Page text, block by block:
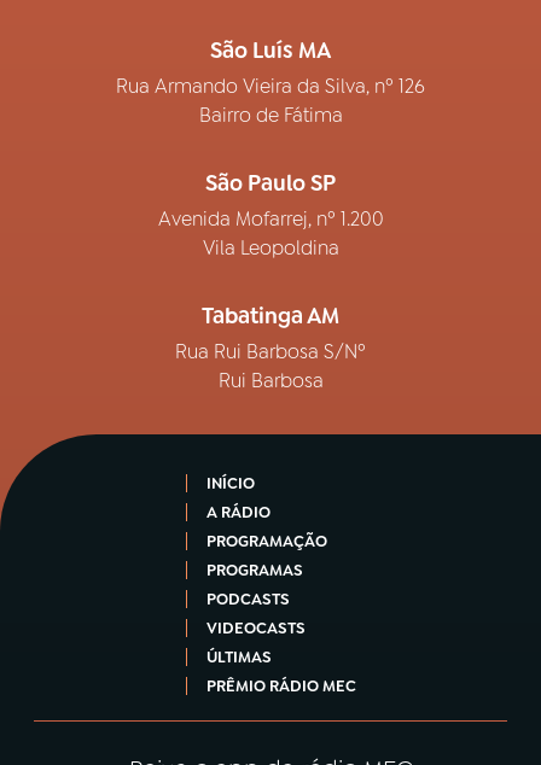
São Luís MA
Rua Armando Vieira da Silva, nº 126
Bairro de Fátima
São Paulo SP
Avenida Mofarrej, nº 1.200
Vila Leopoldina
Tabatinga AM
Rua Rui Barbosa S/Nº
Rui Barbosa
INÍCIO
A RÁDIO
PROGRAMAÇÃO
PROGRAMAS
PODCASTS
VIDEOCASTS
ÚLTIMAS
PRÊMIO RÁDIO MEC